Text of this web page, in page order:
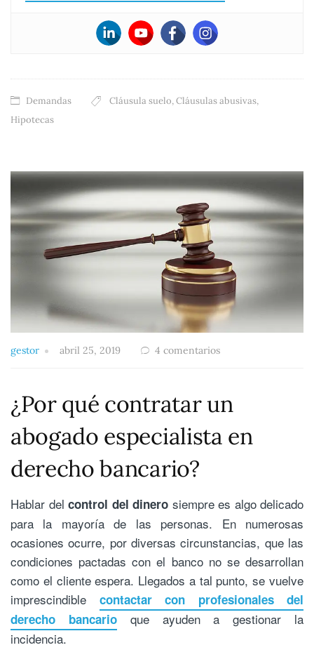
Demandas Cláusula suelo,Cláusulas abusivas,
Hipotecas
gestor abril 25, 2019 4 comentarios
¿Por qué contratar un
abogado especialista en
derecho bancario?
Hablar del control del dinero siempre es algo delicado
para la mayoría de las personas. En numerosas
ocasiones ocurre, por diversas circunstancias, que las
condiciones pactadas con el banco no se desarrollan
como el cliente espera. Llegados a tal punto, se vuelve
imprescindible contactar con profesionales del
derecho bancarioque ayuden a gestionar la
incidencia.